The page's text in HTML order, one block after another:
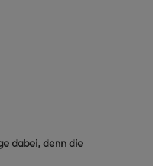
dabei, denn die